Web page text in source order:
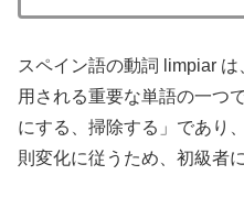
スペイン語の動詞 limpiar
用される重要な単語の一つ
にする、掃除する」であり
則変化に従うため、初級者